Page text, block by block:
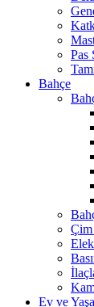
Pas
Bahçe
Ev ve